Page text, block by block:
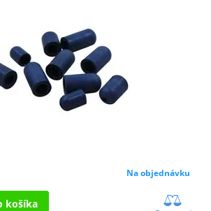
Na objednávku
košíka